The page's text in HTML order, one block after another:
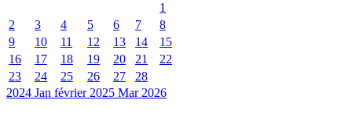
1
2
3 4 5 6 7
8
9
10 11 12 13 14
15
16
17 18 19 20 21
22
23
24 25 26 27
28
2024 Jan février 2025 Mar2026